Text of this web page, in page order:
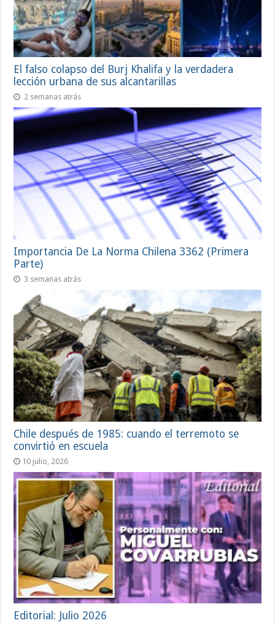
El falso colapso del Burj Khalifa y la verdadera
lección urbana de sus alcantarillas
2 semanas atrás
Importancia De La Norma Chilena 3362 (Primera
Parte)
3 semanas atrás
Chile después de 1985: cuando el terremoto se
convirtió en escuela
10 julio, 2026
Editorial: Julio 2026